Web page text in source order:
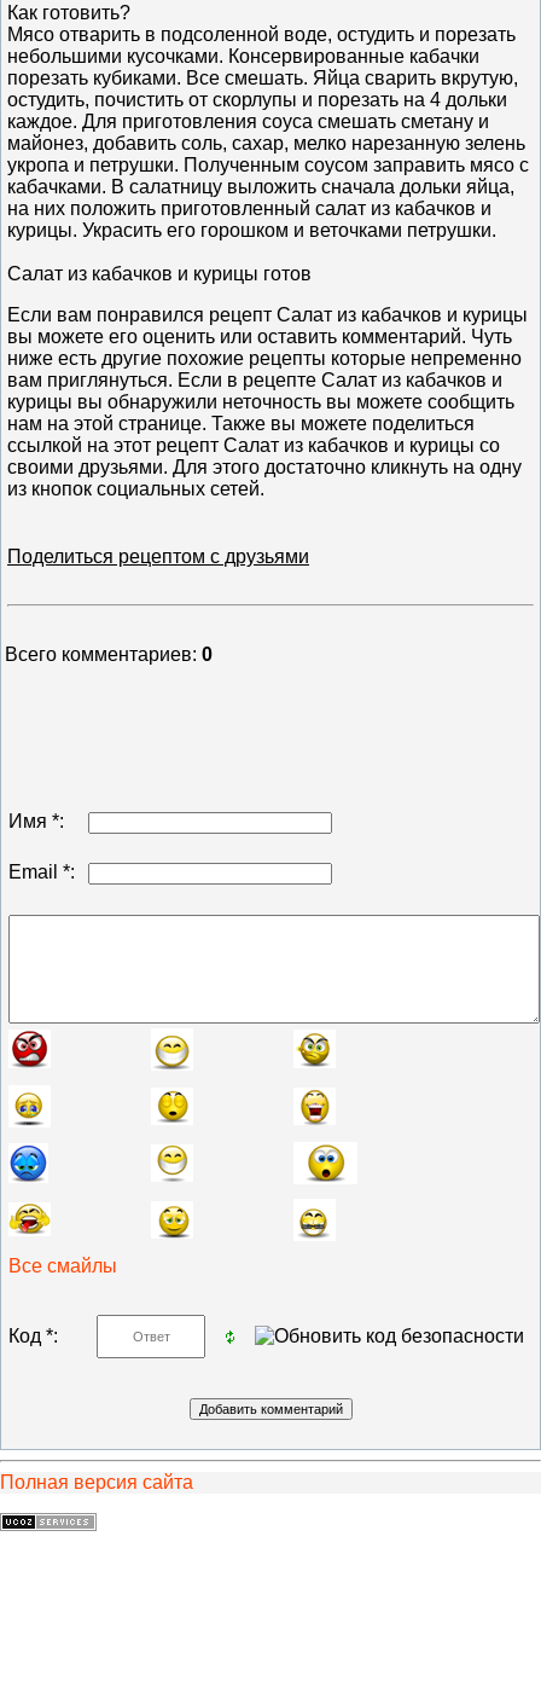
Как готовить?
Мясо отварить в подсоленной воде, остудить и порезать
небольшими кусочками. Консервированные кабачки
порезать кубиками. Все смешать. Яйца сварить вкрутую,
остудить, почистить от скорлупы и порезать на 4 дольки
каждое. Для приготовления соуса смешать сметану и
майонез, добавить соль, сахар, мелко нарезанную зелень
укропа и петрушки. Полученным соусом заправить мясо с
кабачками. В салатницу выложить сначала дольки яйца,
на них положить приготовленный салат из кабачков и
курицы. Украсить его горошком и веточками петрушки.
Салат из кабачков и курицы готов
Если вам понравился рецепт Салат из кабачков и курицы
вы можете его оценить или оставить комментарий. Чуть
ниже есть другие похожие рецепты которые непременно
вам приглянуться. Если в рецепте Салат из кабачков и
курицы вы обнаружили неточность вы можете сообщить
нам на этой странице. Также вы можете поделиться
ссылкой на этот рецепт Салат из кабачков и курицы со
своими друзьями. Для этого достаточно кликнуть на одну
из кнопок социальных сетей.
Поделиться рецептом с друзьями
Всего комментариев: 0
Имя *:
Email *:
Все смайлы
Код *:
Полная версия сайта